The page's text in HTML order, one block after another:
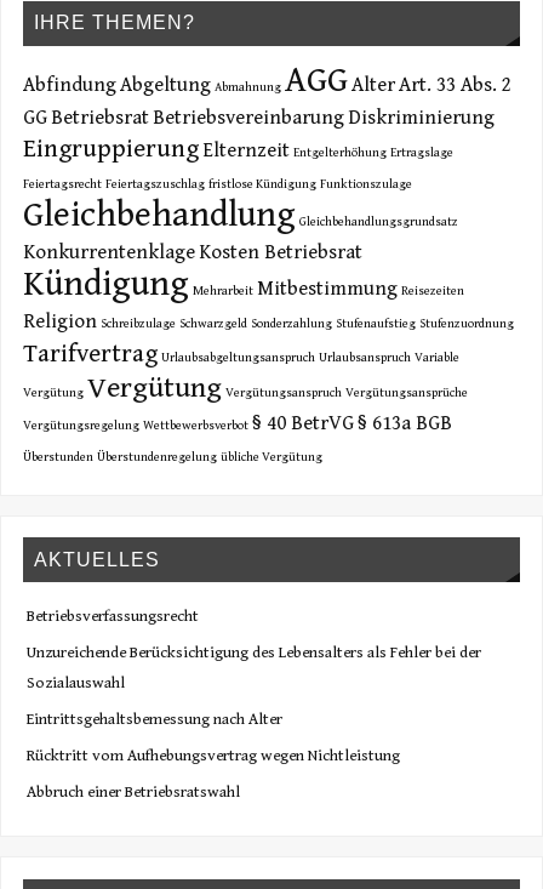
IHRE THEMEN?
AbfindungAbgeltung Abmahnung AGGAlterArt. 33 Abs. 2
GGBetriebsratBetriebsvereinbarungDiskriminierung
Eingruppierung Elternzeit Entgelterhöhung Ertragslage
Feiertagsrecht Feiertagszuschlag fristlose Kündigung Funktionszulage
Gleichbehandlung Gleichbehandlungsgrundsatz
KonkurrentenklageKosten Betriebsrat
Kündigung Mehrarbeit Mitbestimmung Reisezeiten
Religion Schreibzulage Schwarzgeld Sonderzahlung Stufenaufstieg Stufenzuordnung
Tarifvertrag Urlaubsabgeltungsanspruch Urlaubsanspruch Variable
Vergütung Vergütung Vergütungsanspruch Vergütungsansprüche
Vergütungsregelung Wettbewerbsverbot § 40 BetrVG§ 613a BGB
Überstunden Überstundenregelung übliche Vergütung
AKTUELLES
Betriebsverfassungsrecht
Unzureichende Berücksichtigung des Lebensalters als Fehler bei der
Sozialauswahl
Eintrittsgehaltsbemessung nach Alter
Rücktritt vom Aufhebungsvertrag wegen Nichtleistung
Abbruch einer Betriebsratswahl